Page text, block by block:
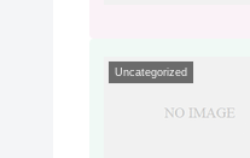
Uncategorized